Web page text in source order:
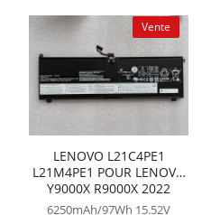
Vente
LENOVO L21C4PE1
L21M4PE1 POUR LENOVO
Y9000X R9000X 2022
6250mAh/97Wh 15.52V